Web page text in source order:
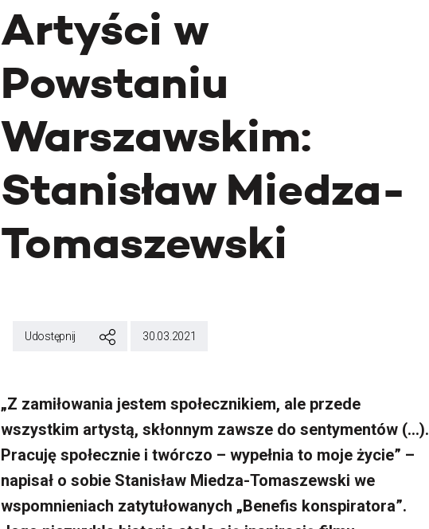
Artyści w
Powstaniu
Warszawskim:
Stanisław Miedza-
Tomaszewski
Udostępnij 30.03.2021
„Z zamiłowania jestem społecznikiem, ale przede
wszystkim artystą, skłonnym zawsze do sentymentów (…).
Pracuję społecznie i twórczo – wypełnia to moje życie” –
napisał o sobie Stanisław Miedza-Tomaszewski we
wspomnieniach zatytułowanych „Benefis konspiratora”.